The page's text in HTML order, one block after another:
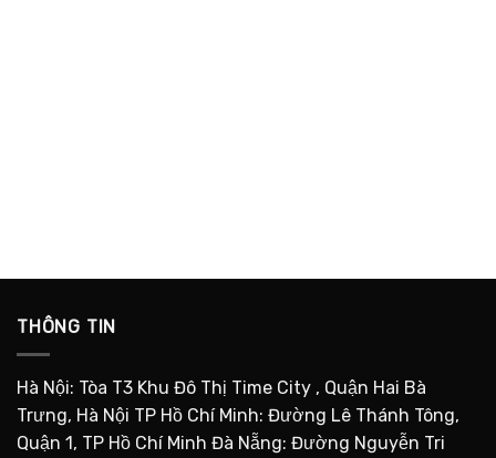
THÔNG TIN
Hà Nội: Tòa T3 Khu Đô Thị Time City , Quận Hai Bà
Trưng, Hà Nội TP Hồ Chí Minh: Đường Lê Thánh Tông,
Quận 1, TP Hồ Chí Minh Đà Nẵng: Đường Nguyễn Tri